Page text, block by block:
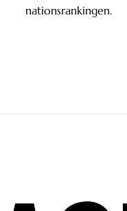
nationsrankingen.